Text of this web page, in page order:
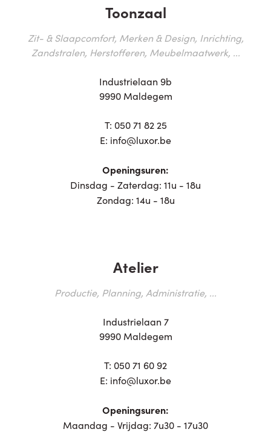
Toonzaal
Zit- & Slaapcomfort, Merken & Design, Inrichting,
Zandstralen, Herstofferen, Meubelmaatwerk, ...
Industrielaan 9b
9990 Maldegem
T: 050 71 82 25
E: info@luxor.be
Openingsuren:
Dinsdag - Zaterdag: 11u - 18u
Zondag: 14u - 18u
Atelier
Productie, Planning, Administratie, ...
Industrielaan 7
9990 Maldegem
T: 050 71 60 92
E: info@luxor.be
Openingsuren:
Maandag - Vrijdag: 7u30 - 17u30